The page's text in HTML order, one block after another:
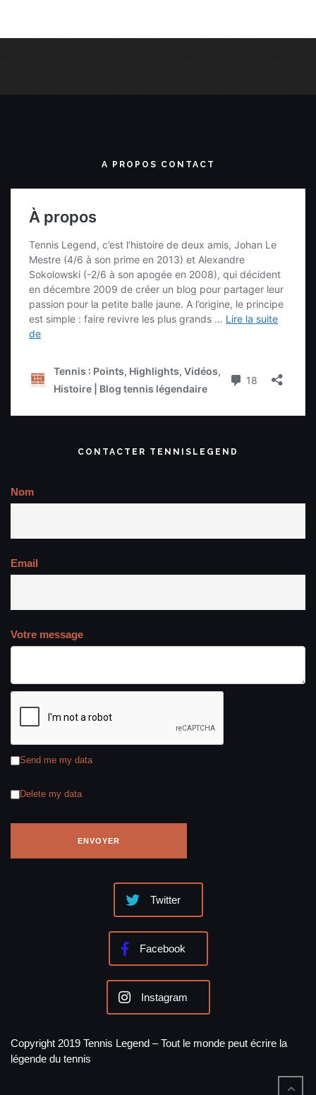
A PROPOS CONTACT
CONTACTER TENNISLEGEND
Nom
Email
Votre message
Send me my data
Delete my data
Twitter
Facebook
Instagram
Copyright 2019 Tennis Legend – Tout le monde peut écrire la
légende du tennis